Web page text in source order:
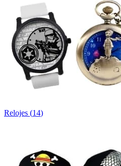
Relojes (14)